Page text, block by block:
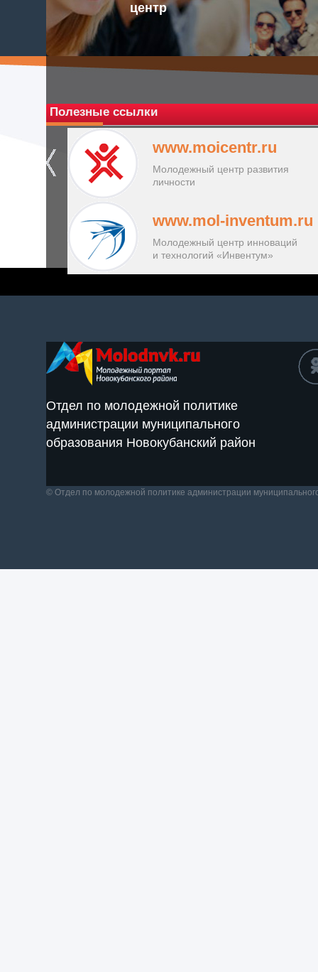
центр
Полезные ссылки
www.moicentr.ru
Молодежный центр развития
личности
www.mol-inventum.ru
Молодежный центр инноваций
и технологий «Инвентум»
Отдел по молодежной политике
администрации муниципального
образования Новокубанский район
© Отдел по молодежной политике администрации